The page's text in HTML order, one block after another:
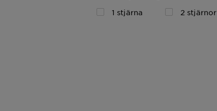
1 stjärna 2 stjärnor